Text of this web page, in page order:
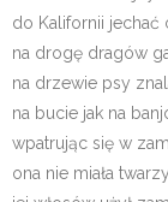
do Kalifornii jechać
na drogę dragów
na drzewie psy
na bucie jak na
wpatrując się w
ona nie miała